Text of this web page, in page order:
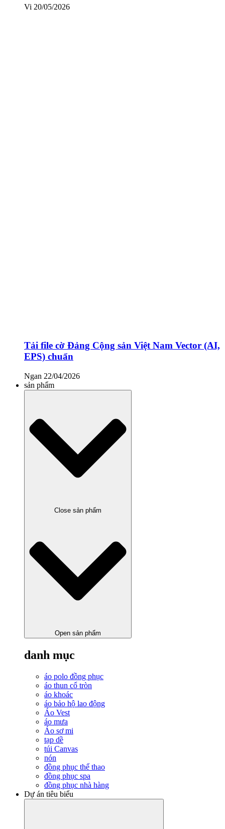
Vi 20/05/2026
Tải file cờ Đảng Cộng sản Việt Nam Vector (AI,
EPS) chuẩn
Ngan 22/04/2026
sản phẩm
Close sản phẩm
Open sản phẩm
danh mục
áo polo đồng phục
áo thun cổ tròn
áo khoác
áo bảo hộ lao động
Áo Vest
áo mưa
Áo sơ mi
tạp dề
túi Canvas
nón
đồng phục thể thao
đồng phục spa
đồng phục nhà hàng
Dự án tiêu biểu